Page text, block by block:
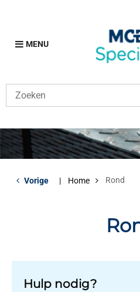
MENU
Vorige Home Rond
Hulp nodig?